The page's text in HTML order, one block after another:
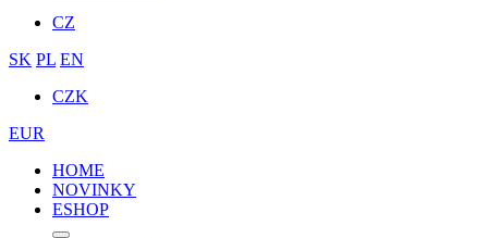
CZ
SK PL EN
CZK
EUR
HOME
NOVINKY
ESHOP